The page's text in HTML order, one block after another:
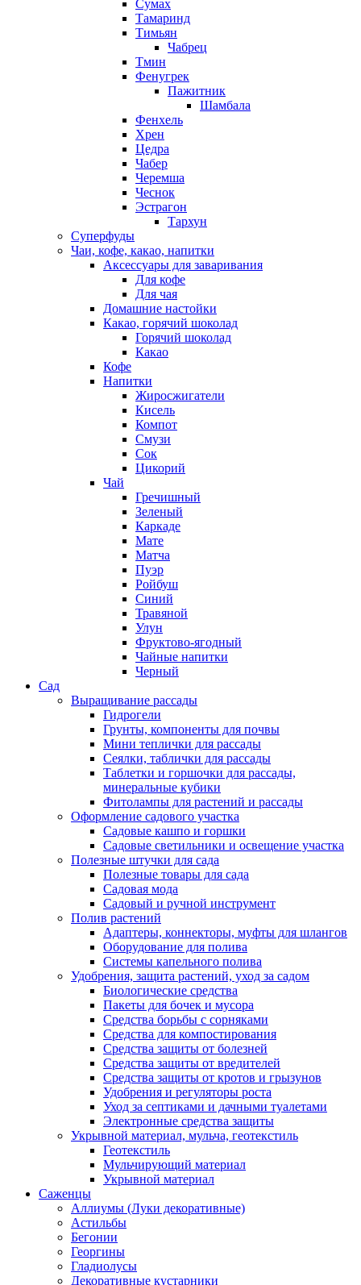
Сумах
Тамаринд
Тимьян
Чабрец
Тмин
Фенугрек
Пажитник
Шамбала
Фенхель
Хрен
Цедра
Чабер
Черемша
Чеснок
Эстрагон
Тархун
Суперфуды
Чаи, кофе, какао, напитки
Аксессуары для заваривания
Для кофе
Для чая
Домашние настойки
Какао, горячий шоколад
Горячий шоколад
Какао
Кофе
Напитки
Жиросжигатели
Кисель
Компот
Смузи
Сок
Цикорий
Чай
Гречишный
Зеленый
Каркаде
Мате
Матча
Пуэр
Ройбуш
Синий
Травяной
Улун
Фруктово-ягодный
Чайные напитки
Черный
Сад
Выращивание рассады
Гидрогели
Грунты, компоненты для почвы
Мини теплички для рассады
Сеялки, таблички для рассады
Таблетки и горшочки для рассады,
минеральные кубики
Фитолампы для растений и рассады
Оформление садового участка
Садовые кашпо и горшки
Садовые светильники и освещение участка
Полезные штучки для сада
Полезные товары для сада
Садовая мода
Садовый и ручной инструмент
Полив растений
Адаптеры, коннекторы, муфты для шлангов
Оборудование для полива
Системы капельного полива
Удобрения, защита растений, уход за садом
Биологические средства
Пакеты для бочек и мусора
Средства борьбы с сорняками
Средства для компостирования
Средства защиты от болезней
Средства защиты от вредителей
Средства защиты от кротов и грызунов
Удобрения и регуляторы роста
Уход за септиками и дачными туалетами
Электронные средства защиты
Укрывной материал, мульча, геотекстиль
Геотекстиль
Мульчирующий материал
Укрывной материал
Саженцы
Аллиумы (Луки декоративные)
Астильбы
Бегонии
Георгины
Гладиолусы
Декоративные кустарники